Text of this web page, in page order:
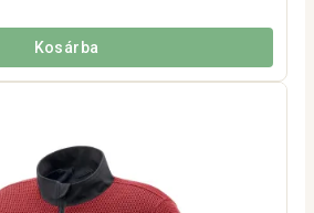
Kosárba